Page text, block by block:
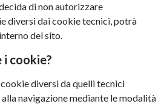
di non autorizzare
diversi dai cookie tecnici, potrà
del sito.
cookie?
cookie diversi da quelli tecnici
navigazione mediante le modalità